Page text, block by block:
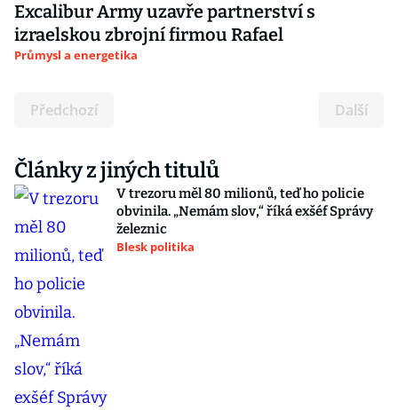
Excalibur Army uzavře partnerství s
izraelskou zbrojní firmou Rafael
Průmysl a energetika
Předchozí Další
Články z jiných titulů
V trezoru měl 80 milionů, teď ho policie
obvinila. „Nemám slov,“ říká exšéf Správy
železnic
Blesk politika